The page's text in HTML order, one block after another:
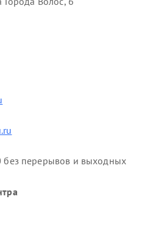
перерывов и выходных